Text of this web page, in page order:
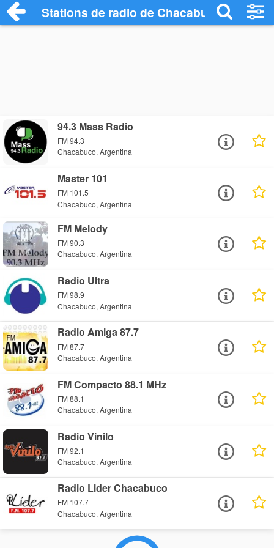
Stations de radio de Chacabuco
94.3 Mass Radio
FM 94.3
Chacabuco, Argentina
Master 101
FM 101.5
Chacabuco, Argentina
FM Melody
FM 90.3
Chacabuco, Argentina
Radio Ultra
FM 98.9
Chacabuco, Argentina
Radio Amiga 87.7
FM 87.7
Chacabuco, Argentina
FM Compacto 88.1 MHz
FM 88.1
Chacabuco, Argentina
Radio Vinilo
FM 92.1
Chacabuco, Argentina
Radio Lider Chacabuco
FM 107.7
Chacabuco, Argentina